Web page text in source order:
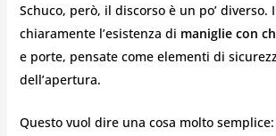
Schuco, però, il discorso è un po’ diverso.
chiaramente l’esistenza di maniglie con
e porte, pensate come elementi di
dell’apertura.
Questo vuol dire una cosa molto